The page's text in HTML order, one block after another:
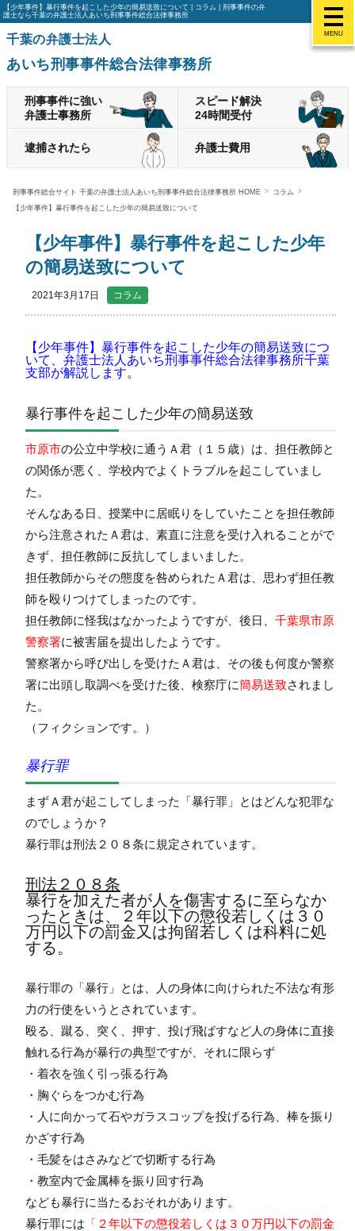
MENU
【少年事件】暴行事件を起こした少年の簡易送致について | コラム | 刑事事件の弁
護士なら千葉の弁護士法人あいち刑事事件総合法律事務所
千葉の弁護士法人
あいち刑事事件総合法律事務所
刑事事件に強い
弁護士事務所
スピード解決
24時間受付
逮捕されたら 弁護士費用
刑事事件総合サイト 千葉の弁護士法人あいち刑事事件総合法律事務所 HOME
コラム
【少年事件】暴行事件を起こした少年の簡易送致について
【少年事件】暴行事件を起こした少年
の簡易送致について
2021年3月17日 コラム
【少年事件】暴行事件を起こした少年の簡易送致につ
いて、弁護士法人あいち刑事事件総合法律事務所千葉
支部が解説します。
暴行事件を起こした少年の簡易送致
市原市の公立中学校に通うＡ君（１５歳）は、担任教師と
の関係が悪く、学校内でよくトラブルを起こしていまし
た。
そんなある日、授業中に居眠りをしていたことを担任教師
から注意されたＡ君は、素直に注意を受け入れることがで
きず、担任教師に反抗してしまいました。
担任教師からその態度を咎められたＡ君は、思わず担任教
師を殴りつけてしまったのです。
担任教師に怪我はなかったようですが、後日、 千葉県市原
警察署に被害届を提出したようです。
警察署から呼び出しを受けたＡ君は、その後も何度か警察
署に出頭し取調べを受けた後、検察庁に簡易送致されまし
た。
（フィクションです。）
暴行罪
まずＡ君が起こしてしまった「暴行罪」とはどんな犯罪な
のでしょうか？
暴行罪は刑法２０８条に規定されています。
刑法２０８条
暴行を加えた者が人を傷害するに至らなか
ったときは、２年以下の懲役若しくは３０
万円以下の罰金又は拘留若しくは科料に処
する。
暴行罪の「暴行」とは、人の身体に向けられた不法な有形
力の行使をいうとされています。
殴る、蹴る、突く、押す、投げ飛ばすなど人の身体に直接
触れる行為が暴行の典型ですが、それに限らず
・着衣を強く引っ張る行為
・胸ぐらをつかむ行為
・人に向かって石やガラスコップを投げる行為、棒を振り
かざす行為
・毛髪をはさみなどで切断する行為
・教室内で金属棒を振り回す行為
なども暴行に当たるおそれがあります。
暴行罪には 「２年以下の懲役若しくは３０万円以下の罰金